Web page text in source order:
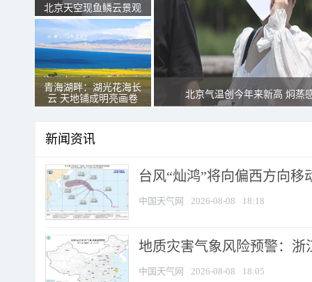
北京天空现鱼鳞云景观
青海湖畔：湖光花海长
云 天地铺成明亮画卷
北京气温创今年来新高 焖蒸
新闻资讯
台风“灿鸿”将向偏西方向移
中国天气网 2026-08-08 18:18
地质灾害气象风险预警：
中国天气网 2026-08-08 18:05